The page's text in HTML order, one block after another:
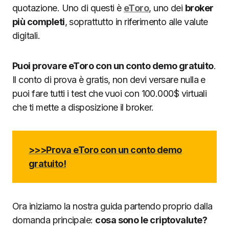
quotazione. Uno di questi è eToro, uno dei broker
più completi, soprattutto in riferimento alle valute
digitali.
Puoi provare eToro con un conto demo gratuito.
Il conto di prova è gratis, non devi versare nulla e
puoi fare tutti i test che vuoi con 100.000$ virtuali
che ti mette a disposizione il broker.
>>>Prova eToro con un conto demo
gratuito!
Ora iniziamo la nostra guida partendo proprio dalla
domanda principale: cosa sono le criptovalute?